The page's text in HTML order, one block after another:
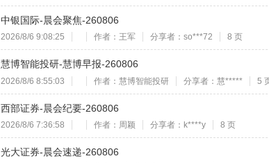
中银国际-晨会聚焦-260806
2026/8/6 9:08:25 作者：王军 分享者：so***72 8 页
慧博智能投研-慧博早报-260806
2026/8/6 8:55:03 作者：慧博智能投研 分享者：慧***** 5
西部证券-晨会纪要-260806
2026/8/6 7:36:58 作者：周颖 分享者：k****y 8 页
光大证券-晨会速递-260806